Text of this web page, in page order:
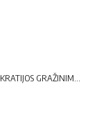
VASARĄ GRAŽIĄ